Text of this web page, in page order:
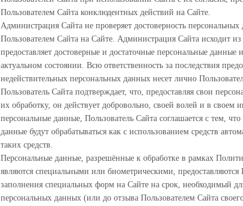
Пользователем Сайта конклюдентных действий на Сайте.
Администрация Сайта не проверяет достоверность
Пользователем Сайта на Сайте. Администрация Сайта исходит из
предоставляет достоверные и достаточные персональные
актуальном состоянии. Всю ответственность за последствия
недействительных персональных данных несет лично
Пользователь Сайта подтверждает, что, предоставляя свои
их обработку, он действует добровольно, своей волей и в своем
персональные данные, Пользователь Сайта соглашается с тем,
данные будут обрабатываться как с использованием средств
таких средств.
Персональные данные, разрешённые к обработке в рамках
являются специальными или биометрическими, предоставляются
заполнения специальных форм на Сайте на срок, необходимый
персональных данных (или до отзыва Пользователем Сайта